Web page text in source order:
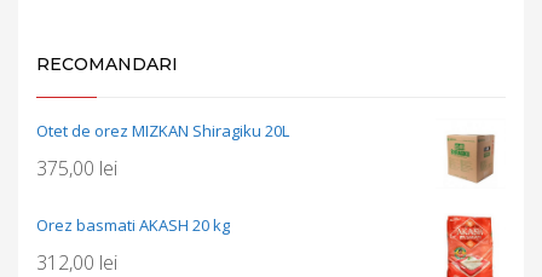
RECOMANDARI
Otet de orez MIZKAN Shiragiku 20L
375,00 lei
Orez basmati AKASH 20 kg
312,00 lei